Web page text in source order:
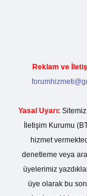
Reklam ve
Yasal Uyarı:
İletişim Kurumu
hizmet
denetleme veya
üyelerimiz
üye olarak bu